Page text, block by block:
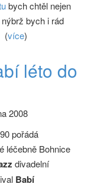
bych chtěl nejen
bych i rád
(více)
léto do
2008
pořádá
léčebně Bohnice
divadelní
Babí